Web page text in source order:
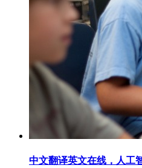
中文翻译英文在线，人工